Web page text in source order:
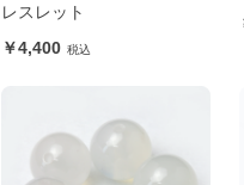
レスレット
4,400